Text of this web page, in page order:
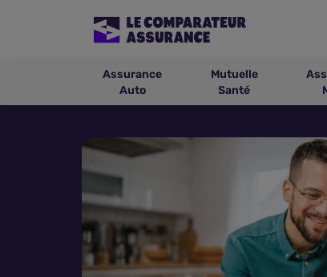
Assurance
Auto
Mutuelle
Santé